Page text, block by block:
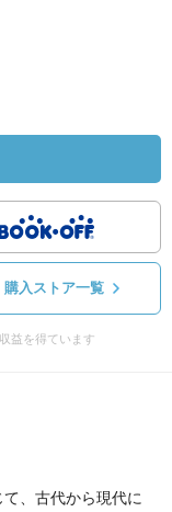
購入ストア一覧
益を得ています
、古代から現代に